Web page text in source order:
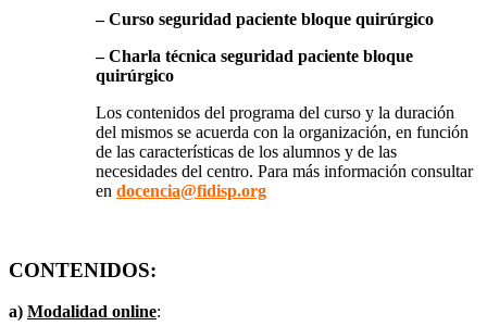
– Curso seguridad paciente bloque quirúrgico
– Charla técnica seguridad paciente bloque
quirúrgico
Los contenidos del programa del curso y la duración
del mismos se acuerda con la organización, en función
de las características de los alumnos y de las
necesidades del centro. Para más información consultar
en docencia@fidisp.org
CONTENIDOS:
a) Modalidad online: